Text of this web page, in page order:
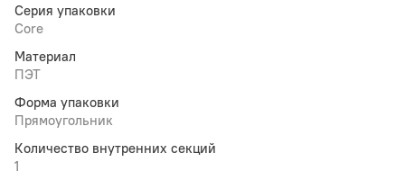
Серия упаковки
Core
Материал
ПЭТ
Форма упаковки
Прямоугольник
Количество внутренних секций
1